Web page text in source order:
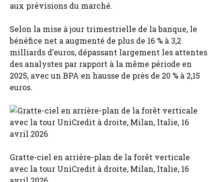
aux prévisions du marché.
Selon la mise à jour trimestrielle de la banque, le
bénéfice net a augmenté de plus de 16 % à 3,2
milliards d’euros, dépassant largement les attentes
des analystes par rapport à la même période en
2025, avec un BPA en hausse de près de 20 % à 2,15
euros.
Gratte-ciel en arrière-plan de la forêt verticale
avec la tour UniCredit à droite, Milan, Italie, 16